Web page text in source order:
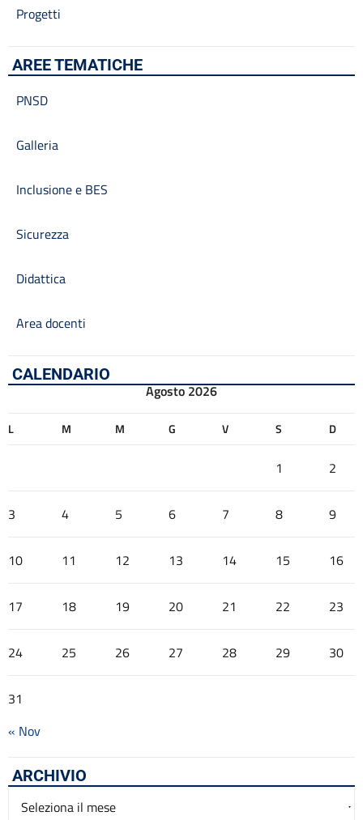
Progetti
AREE TEMATICHE
PNSD
Galleria
Inclusione e BES
Sicurezza
Didattica
Area docenti
CALENDARIO
Agosto 2026
L M M G V S D
1 2
3 4 5 6 7 8 9
10 11 12 13 14 15 16
17 18 19 20 21 22 23
24 25 26 27 28 29 30
31
« Nov
ARCHIVIO
Archivio